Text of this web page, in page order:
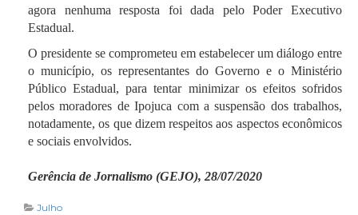
agora nenhuma resposta foi dada pelo Poder Executivo
Estadual.
O presidente se comprometeu em estabelecer um diálogo entre
o município, os representantes do Governo e o Ministério
Público Estadual, para tentar minimizar os efeitos sofridos
pelos moradores de Ipojuca com a suspensão dos trabalhos,
notadamente, os que dizem respeitos aos aspectos econômicos
e sociais envolvidos.
Gerência de Jornalismo (GEJO), 28/07/2020
Julho